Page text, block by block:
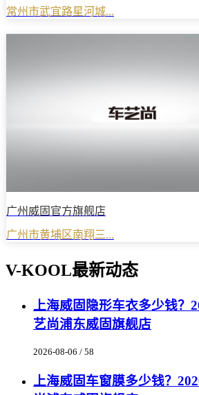
常州市武宜路星河城...
广州威固官方旗舰店
广州市黄埔区南翔三...
V-KOOL最新动态
上海威固隐形车衣多少钱？
艺尚浦东威固旗舰店
2026-08-06 / 58
上海威固车窗膜多少钱？